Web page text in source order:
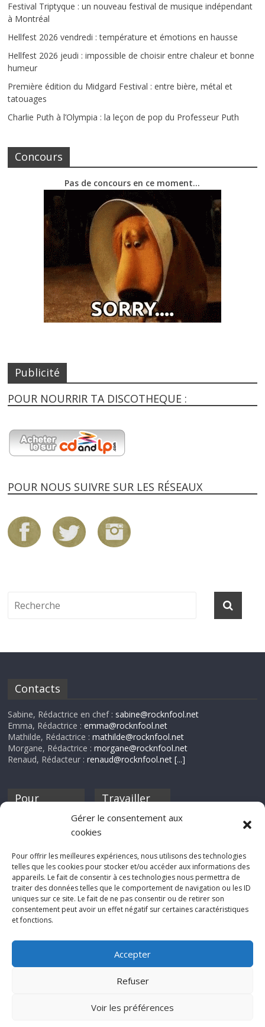
Gérer le consentement aux
cookies
Pour offrir les meilleures expériences, nous utilisons des technologies
telles que les cookies pour stocker et/ou accéder aux informations des
appareils. Le fait de consentir à ces technologies nous permettra de
traiter des données telles que le comportement de navigation ou les ID
uniques sur ce site. Le fait de ne pas consentir ou de retirer son
consentement peut avoir un effet négatif sur certaines caractéristiques
et fonctions.
Accepter
Refuser
Voir les préférences
Festival Triptyque : un nouveau festival de musique indépendant
à Montréal
Hellfest 2026 vendredi : température et émotions en hausse
Hellfest 2026 jeudi : impossible de choisir entre chaleur et bonne
humeur
Première édition du Midgard Festival : entre bière, métal et
tatouages
Charlie Puth à l’Olympia : la leçon de pop du Professeur Puth
Concours
Pas de concours en ce moment…
Publicité
POUR NOURRIR TA DISCOTHEQUE :
POUR NOUS SUIVRE SUR LES RÉSEAUX
Contacts
Sabine, Rédactrice en chef : sabine@rocknfool.net
Emma, Rédactrice :emma@rocknfool.net
Mathilde, Rédactrice :mathilde@rocknfool.net
Morgane, Rédactrice :morgane@rocknfool.net
Renaud, Rédacteur :renaud@rocknfool.net [...]
Pour
discothèque
Travailler
Si tu souhaites
Rocknfool, n'hésite
pas à nous envoyer
tes chroniques de
concerts, de films,
séries ou des billets
d'humeur :
net